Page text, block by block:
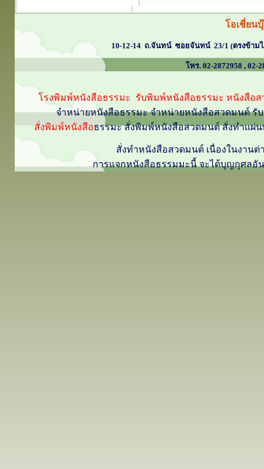
โอเชี่ยน
10-12-14 ถ.จันทน์ ซอยจันทน์ 23/1 (ตรงข้าม
โทร. 02-2872958 , 02-
โรงพิมพ์หนังสือธรรมะ รับพิมพ์หนังสือธรรมะ หนังสื
จำหน่ายหนังสือธรรมะ จำหน่ายหนังสือสวดมนต์
สั่งพิมพ์หนังสือธรรมะ สั่งพิมพ์หนังสือสวดมนต์ สั่งทำแผ่
สั่งทำหนังสือสวดมนต์ เนื่องในงาน
การแจกหนังสือธรรมมะนี้ จะได้บุญกุศลอั